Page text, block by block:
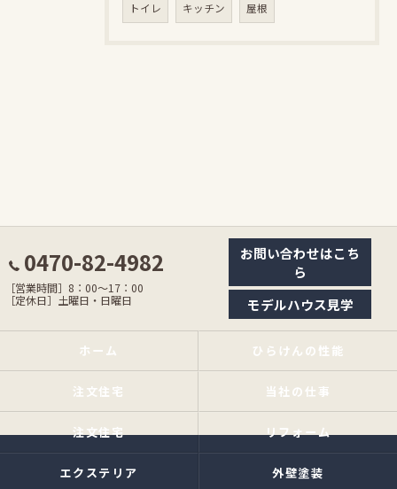
トイレ キッチン 屋根
0470-82-4982
［営業時間］8：00〜17：00
［定休日］土曜日・日曜日
お問い合わせはこち
ら
モデルハウス見学
ホーム ひらけんの性能
注文住宅 当社の仕事
注文住宅 リフォーム
エクステリア 外壁塗装